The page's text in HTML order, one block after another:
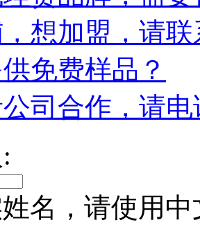
想加盟，请
免费样品？
司合作，请
名，请使用中